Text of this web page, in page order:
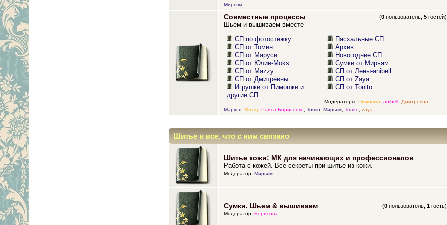
Мирьям
Совместные процессы (0 пользователь,5 гостей)
Шьем и вышиваем вместе
СП по фотостежку
СП от Томин
СП от Маруси
СП от Юлии-Moks
СП от Mazzy
СП от Дмитревны
Игрушки от Пимошки и
другие СП
Пасхальные СП
Архив
Новогодние СП
Сумки от Мирьям
СП от Лены-anibell
СП от Zaya
СП от Tonito
Модераторы: Пимошка anibell, Дмитревна
Маруся, Mazzy, Раиса Борисенко, Tomin Мирьям, Tonito zaya
Шитье и все, что с ним связано
Шитье кожи: МК для начинающих и профессионалов
Работа с кожей. Все секреты при шитье из кожи.
Модератор: Мирьям
Сумки. Шьем & вышиваем (0 пользователь,1 гость)
Модератор: Борисова